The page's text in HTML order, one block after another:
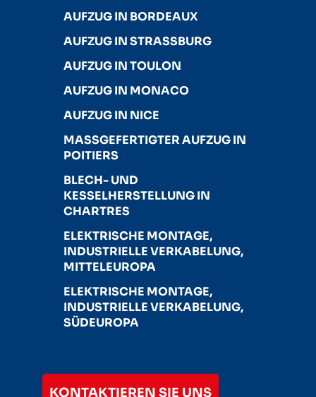
AUFZUG IN BORDEAUX
AUFZUG IN STRASSBURG
AUFZUG IN TOULON
AUFZUG IN MONACO
AUFZUG IN NICE
MASSGEFERTIGTER AUFZUG IN P
OITIERS
BLECH- UND
KESSELHERSTELLUNG IN
CHARTRES
ELEKTRISCHE MONTAGE,
INDUSTRIELLE VERKABELUNG,
MITTELEUROPA
ELEKTRISCHE MONTAGE,
INDUSTRIELLE VERKABELUNG,
SÜDEUROPA
KONTAKTIEREN SIE UNS